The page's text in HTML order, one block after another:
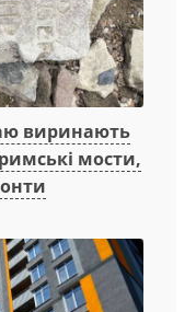
виринають
мости,